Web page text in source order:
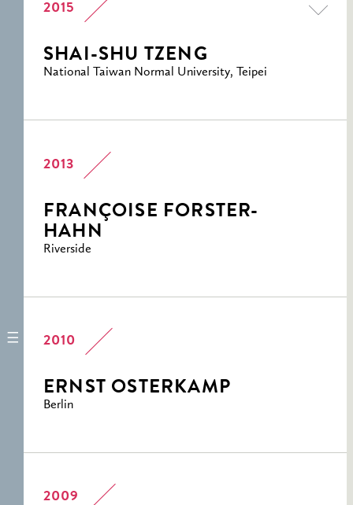
2015
SHAI-SHU TZENG
National Taiwan Normal University, Teipei
2013
FRANÇOISE FORSTER-
HAHN
Riverside
2010
ERNST OSTERKAMP
Berlin
2009